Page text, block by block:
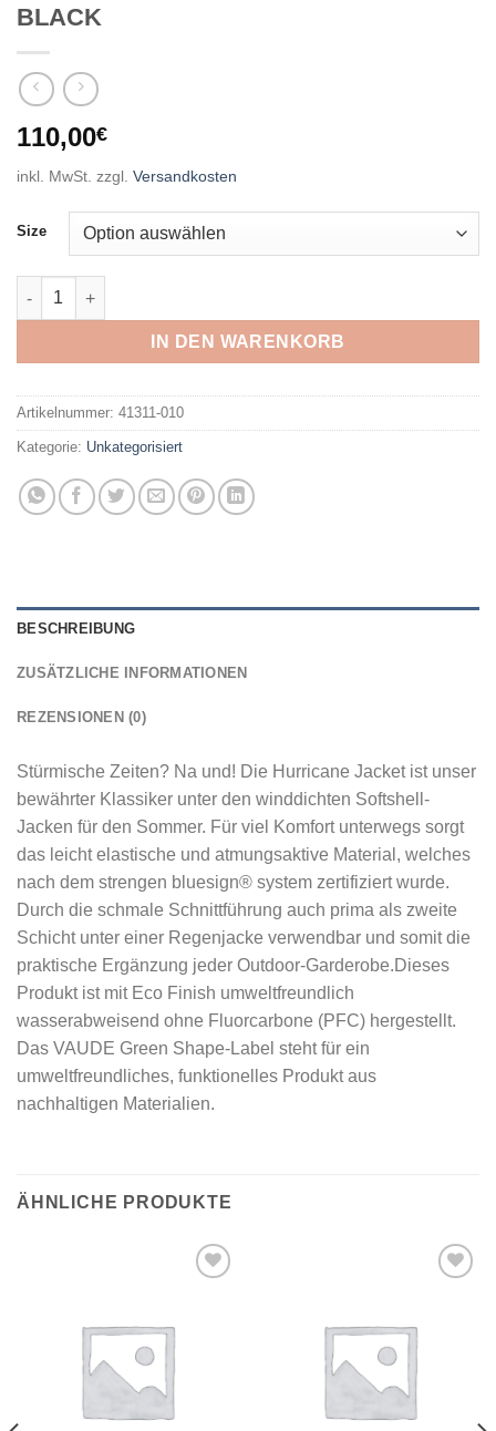
BLACK
110,00€
inkl. MwSt. zzgl. Versandkosten
Size
VAUDE - Me Hurricane Jacket IV BLACK Menge
IN DEN WARENKORB
Artikelnummer: 41311-010
Kategorie: Unkategorisiert
BESCHREIBUNG
ZUSÄTZLICHE INFORMATIONEN
REZENSIONEN (0)
Stürmische Zeiten? Na und! Die Hurricane Jacket ist unser
bewährter Klassiker unter den winddichten Softshell-
Jacken für den Sommer. Für viel Komfort unterwegs sorgt
das leicht elastische und atmungsaktive Material, welches
nach dem strengen bluesign® system zertifiziert wurde.
Durch die schmale Schnittführung auch prima als zweite
Schicht unter einer Regenjacke verwendbar und somit die
praktische Ergänzung jeder Outdoor-Garderobe.Dieses
Produkt ist mit Eco Finish umweltfreundlich
wasserabweisend ohne Fluorcarbone (PFC) hergestellt.
Das VAUDE Green Shape-Label steht für ein
umweltfreundliches, funktionelles Produkt aus
nachhaltigen Materialien.
ÄHNLICHE PRODUKTE